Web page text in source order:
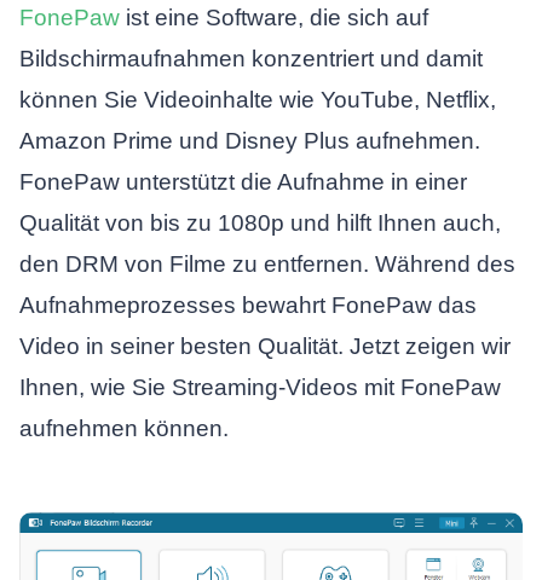
FonePawist eine Software, die sich auf
Bildschirmaufnahmen konzentriert und damit
können Sie Videoinhalte wie YouTube, Netflix,
Amazon Prime und Disney Plus aufnehmen.
FonePaw unterstützt die Aufnahme in einer
Qualität von bis zu 1080p und hilft Ihnen auch,
den DRM von Filme zu entfernen. Während des
Aufnahmeprozesses bewahrt FonePaw das
Video in seiner besten Qualität. Jetzt zeigen wir
Ihnen, wie Sie Streaming-Videos mit FonePaw
aufnehmen können.